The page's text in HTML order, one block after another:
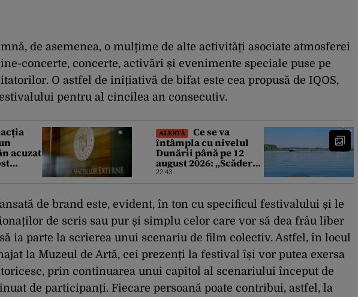
de asemenea, o mulțime de alte activități asociate atmosferei
concerte, concerte, activări și evenimente speciale puse pe
O astfel de inițiativă de bifat este cea propusă de IQOS,
pentru al cincilea an consecutiv.
acuzat
drone
ALERTĂ
Ce se va
întâmpla cu nivelul
Dunării până pe 12
august 2026: „Scăderea
în 7 zile este de 10
22:43
de brand este, evident, în ton cu specificul festivalului și le
de scris sau pur și simplu celor care vor să dea frâu liber
ia parte la scrierea unui scenariu de film colectiv. Astfel, în locul
la Muzeul de Artă, cei prezenți la festival își vor putea exersa
prin continuarea unui capitol al scenariului început de
de participanți. Fiecare persoană poate contribui, astfel, la